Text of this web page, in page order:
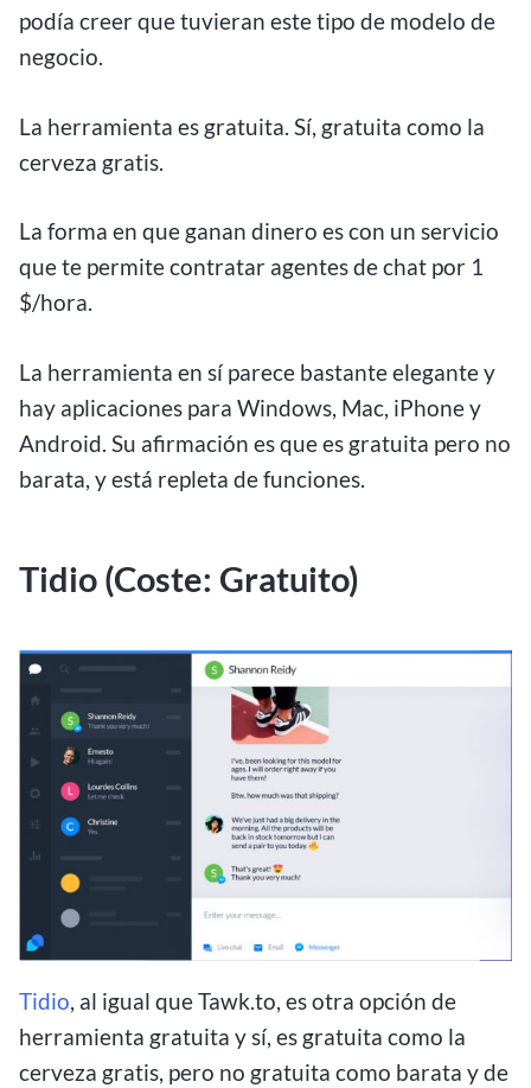
podía creer que tuvieran este tipo de modelo de
negocio.
La herramienta es gratuita. Sí, gratuita como la
cerveza gratis.
La forma en que ganan dinero es con un servicio
que te permite contratar agentes de chat por 1
$/hora.
La herramienta en sí parece bastante elegante y
hay aplicaciones para Windows, Mac, iPhone y
Android. Su afirmación es que es gratuita pero no
barata, y está repleta de funciones.
Tidio (Coste: Gratuito)
Tidio, al igual que Tawk.to, es otra opción de
herramienta gratuita y sí, es gratuita como la
cerveza gratis, pero no gratuita como barata y de